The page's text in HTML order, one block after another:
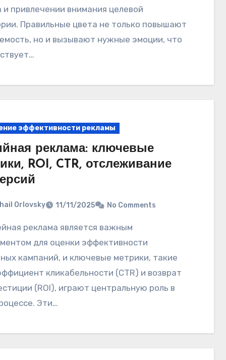
и привлечении внимания целевой
Правильные цвета не только повышают
но и вызывают нужные эмоции, что
эффективности рекламы
реклама: ключевые
ROI, CTR, отслеживание
Orlovsky 11/11/2025 No Comments
для оценки эффективности
кампаний, и ключевые метрики, такие
кликабельности (CTR) и возврат
(ROI), играют центральную роль в
Эти…